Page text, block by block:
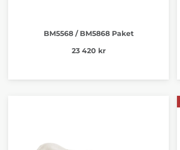
BM5568 / BM5868 Paket
23 420 kr